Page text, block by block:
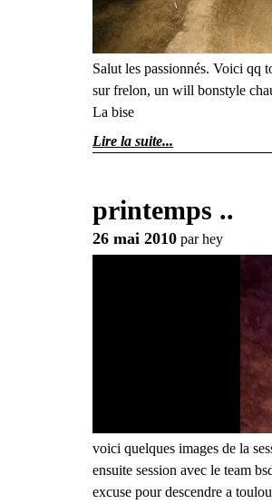
Salut les passionnés. Voici qq
sur frelon, un will bonstyle
La bise
Lire la suite
printemps ..
26 mai 2010 parhey
voici quelques images de la
ensuite session avec le team
excuse pour descendre a